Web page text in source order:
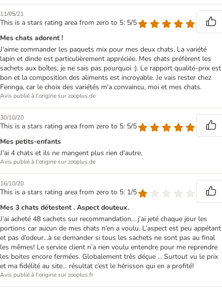
11/05/21
This is a stars rating area from zero to 5: 5/5
Mes chats adorent !
J'aime commander les paquets mix pour mes deux chats. La variété
lapin et dinde est particulièrement appréciée. Mes chats préfèrent les
sachets aux boîtes, je ne sais pas pourquoi :). Le rapport qualité-prix est
bon et la composition des aliments est incroyable. Je vais rester chez
Feringa, car le choix des variétés m'a convaincu, moi et mes chats.
Avis publié à l'origine sur zooplus.de
30/10/20
This is a stars rating area from zero to 5: 5/5
Mes petits-enfants
J'ai 4 chats et ils ne mangent plus rien d'autre.
Avis publié à l'origine sur zooplus.de
16/10/20
This is a stars rating area from zero to 5: 1/5
Mes 3 chats détestent . Aspect douteux.
J’ai acheté 48 sachets sur recommandation... j’ai jeté chaque jour les
portions car aucun de mes chats n’en a voulu. L’aspect est peu appétant
et pas d’odeur...à se demander si tous les sachets ne sont pas au final
les mêmes! Le service client n’a rien voulu entendre pour me reprendre
les boites encore fermées. Globalement très déçue ... Surtout vu le prix
et ma fidélité au site... résultat c’est le hérisson qui en a profité!
Avis publié à l'origine sur zooplus.fr